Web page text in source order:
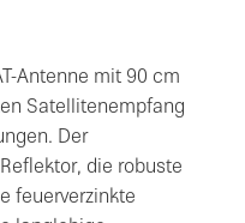
Antenne mit 90 cm
Satellitenempfang
Der
die robuste
feuerverzinkte